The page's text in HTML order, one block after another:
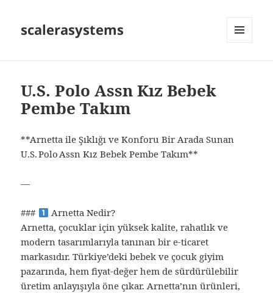
scalerasystems
U.S. Polo Assn Kız Bebek
Pembe Takım
**Arnetta ile Şıklığı ve Konforu Bir Arada Sunan
U.S. Polo Assn Kız Bebek Pembe Takım**
—
###
Arnetta Nedir?
Arnetta, çocuklar için yüksek kalite, rahatlık ve
modern tasarımlarıyla tanınan bir e-ticaret
markasıdır. Türkiye’deki bebek ve çocuk giyim
pazarında, hem fiyat‑değer hem de sürdürülebilir
üretim anlayışıyla öne çıkar. Arnetta’nın ürünleri,